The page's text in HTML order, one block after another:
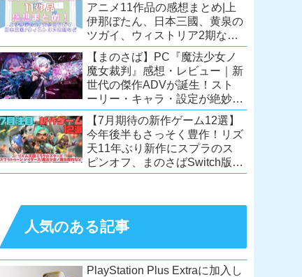
アニメ11作品の感想まとめ|上
伊那ぼたん、日本三國、黄泉の
ツガイ、ウィストリア2期な
ど……レベルの高い作品が多
い！？
【まのさば】PC『魔法少女ノ
魔女裁判』感想・レビュー｜新
世代の傑作ADVが誕生！スト
ーリー・キャラ・設定が絶妙に
絡み合う、命懸けの議論ミステ
リー【PC/Switch】
【7月期待の新作ゲーム12選】
今年後半もさっそく豊作！リズ
天11年ぶり新作にスプラのス
ピンオフ、まのさばSwitch版
も！【Switch2/PS5/PC】
人気のある記事
PlayStation Plus Extraに加入し